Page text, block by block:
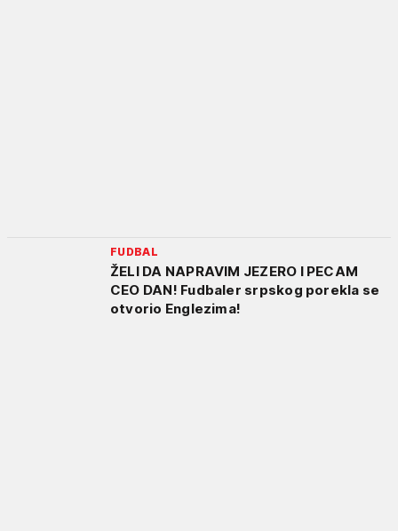
FUDBAL
ŽELI DA NAPRAVIM JEZERO I PECAM
CEO DAN! Fudbaler srpskog porekla se
otvorio Englezima!